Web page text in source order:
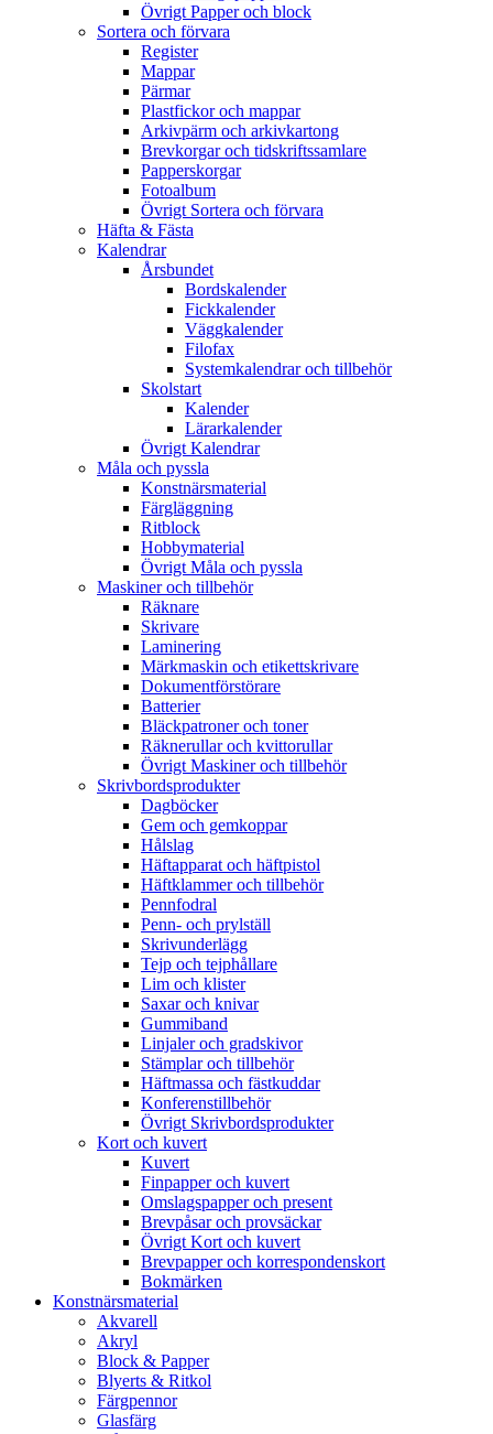
Övrigt Papper och block
Sortera och förvara
Register
Mappar
Pärmar
Plastfickor och mappar
Arkivpärm och arkivkartong
Brevkorgar och tidskriftssamlare
Papperskorgar
Fotoalbum
Övrigt Sortera och förvara
Häfta & Fästa
Kalendrar
Årsbundet
Bordskalender
Fickkalender
Väggkalender
Filofax
Systemkalendrar och tillbehör
Skolstart
Kalender
Lärarkalender
Övrigt Kalendrar
Måla och pyssla
Konstnärsmaterial
Färgläggning
Ritblock
Hobbymaterial
Övrigt Måla och pyssla
Maskiner och tillbehör
Räknare
Skrivare
Laminering
Märkmaskin och etikettskrivare
Dokumentförstörare
Batterier
Bläckpatroner och toner
Räknerullar och kvittorullar
Övrigt Maskiner och tillbehör
Skrivbordsprodukter
Dagböcker
Gem och gemkoppar
Hålslag
Häftapparat och häftpistol
Häftklammer och tillbehör
Pennfodral
Penn- och prylställ
Skrivunderlägg
Tejp och tejphållare
Lim och klister
Saxar och knivar
Gummiband
Linjaler och gradskivor
Stämplar och tillbehör
Häftmassa och fästkuddar
Konferenstillbehör
Övrigt Skrivbordsprodukter
Kort och kuvert
Kuvert
Finpapper och kuvert
Omslagspapper och present
Brevpåsar och provsäckar
Övrigt Kort och kuvert
Brevpapper och korrespondenskort
Bokmärken
Konstnärsmaterial
Akvarell
Akryl
Block & Papper
Blyerts & Ritkol
Färgpennor
Glasfärg